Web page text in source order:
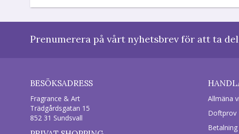
Prenumerera på vårt nyhetsbrev för att ta
BESÖKSADRESS
Fragrance & Art
Trädgårdsgatan 15
852 31 Sundsvall
Allmäna
Doftprov
Betalning